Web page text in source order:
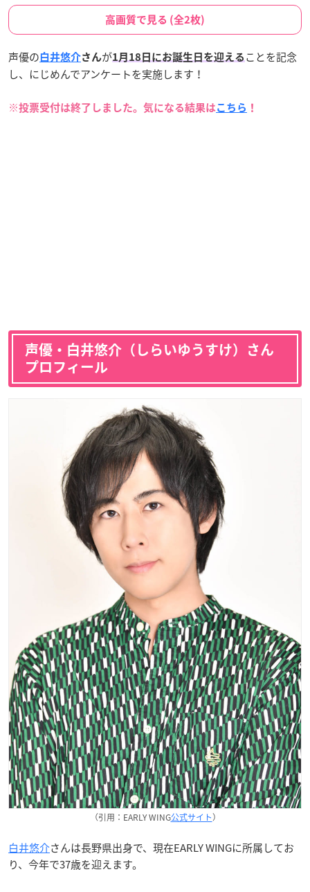
高画質で見る (全2枚)
声優の 白井悠介さんが1月18日にお誕生日 を迎える ことを記念
し、にじめんでアンケートを実施します！
※投票受付は終了しました。気になる結果は こちら ！
声優・白井悠介（しらいゆうすけ）さん
プロフィール
（引用：EARLY WING公式サイト）
白井悠介さんは長野県出身で、現在EARLY WINGに所属してお
り、今年で37歳を迎えます。